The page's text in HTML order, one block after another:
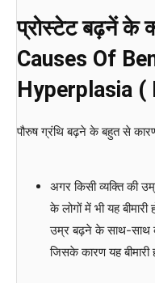
प्रोस्टेट बढ़नें के
Causes Of
Hyperplasia (
पौरुष ग्रंथि बढ़ने के बहुत से
अगर किसी व्यक्ति की
के लोगों में भी यह
उम्र बढ़ने के साथ-साथ
जिसके कारण यह बीमारी